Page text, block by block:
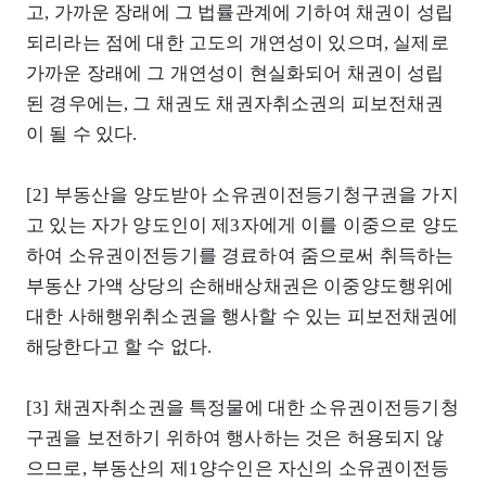
고, 가까운 장래에 그 법률관계에 기하여 채권이 성립
되리라는 점에 대한 고도의 개연성이 있으며, 실제로
가까운 장래에 그 개연성이 현실화되어 채권이 성립
된 경우에는, 그 채권도 채권자취소권의 피보전채권
이 될 수 있다.
[2] 부동산을 양도받아 소유권이전등기청구권을 가지
고 있는 자가 양도인이 제3자에게 이를 이중으로 양도
하여 소유권이전등기를 경료하여 줌으로써 취득하는
부동산 가액 상당의 손해배상채권은 이중양도행위에
대한 사해행위취소권을 행사할 수 있는 피보전채권에
해당한다고 할 수 없다.
[3] 채권자취소권을 특정물에 대한 소유권이전등기청
구권을 보전하기 위하여 행사하는 것은 허용되지 않
으므로, 부동산의 제1양수인은 자신의 소유권이전등